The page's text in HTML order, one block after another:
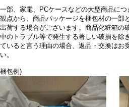
一部、家電、PCケースなどの大型商品に
観点から、商品パッケージを梱包材の一部
出荷する場合がございます。商品化粧箱の
中のトラブル等で発生する著しい破損を除
ていると言う理由の場合、返品・交換はお
い。
梱包例)